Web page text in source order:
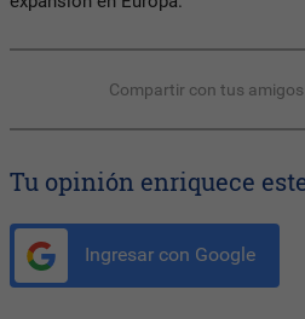
Compartir con tus amigos
Tu opinión enriquece
Ingresar con Google